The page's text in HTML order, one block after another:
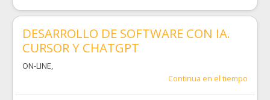
DESARROLLO DE SOFTWARE CON IA.
CURSOR Y CHATGPT
ON-LINE,
Continua en el tiempo